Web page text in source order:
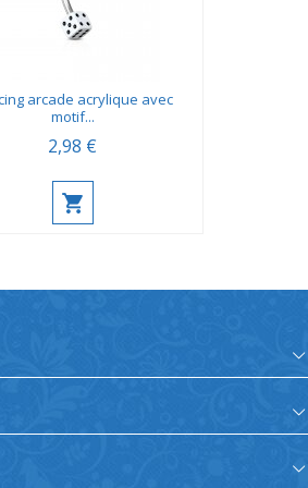
arcade acrylique avec
motif...
2,98 €